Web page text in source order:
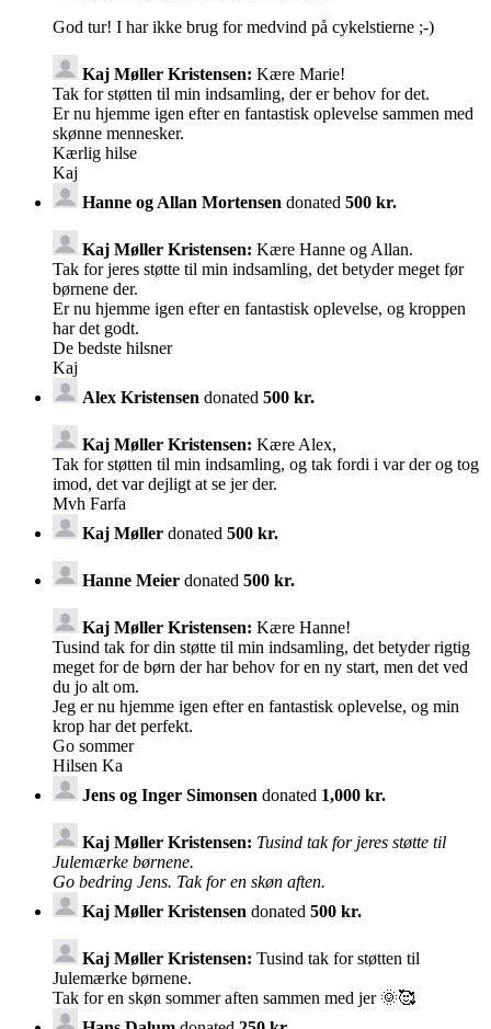
God tur! I har ikke brug for medvind på cykelstierne ;-)
Kaj Møller Kristensen: Kære Marie!
Tak for støtten til min indsamling, der er behov for det.
Er nu hjemme igen efter en fantastisk oplevelse sammen med
skønne mennesker.
Kærlig hilse
Kaj
Hanne og Allan Mortensen donated 500 kr.
Kaj Møller Kristensen: Kære Hanne og Allan.
Tak for jeres støtte til min indsamling, det betyder meget før
børnene der.
Er nu hjemme igen efter en fantastisk oplevelse, og kroppen
har det godt.
De bedste hilsner
Kaj
Alex Kristensen donated 500 kr.
Kaj Møller Kristensen: Kære Alex,
Tak for støtten til min indsamling, og tak fordi i var der og tog
imod, det var dejligt at se jer der.
Mvh Farfa
Kaj Møller donated 500 kr.
Hanne Meier donated 500 kr.
Kaj Møller Kristensen: Kære Hanne!
Tusind tak for din støtte til min indsamling, det betyder rigtig
meget for de børn der har behov for en ny start, men det ved
du jo alt om.
Jeg er nu hjemme igen efter en fantastisk oplevelse, og min
krop har det perfekt.
Go sommer
Hilsen Ka
Jens og Inger Simonsen donated 1,000 kr.
Kaj Møller Kristensen: Tusind tak for jeres støtte til
Julemærke børnene.
Go bedring Jens. Tak for en skøn aften.
Kaj Møller Kristensen donated 500 kr.
Kaj Møller Kristensen: Tusind tak for støtten til
Julemærke børnene.
Tak for en skøn sommer aften sammen med jer 🌞🥰